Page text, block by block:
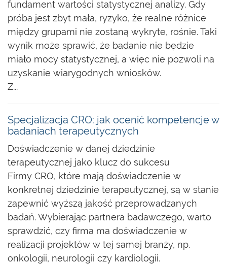
fundament wartości statystycznej analizy. Gdy
próba jest zbyt mała, ryzyko, że realne różnice
między grupami nie zostaną wykryte, rośnie. Taki
wynik może sprawić, że badanie nie będzie
miało mocy statystycznej, a więc nie pozwoli na
uzyskanie wiarygodnych wniosków.
Z...
Specjalizacja CRO: jak ocenić kompetencje w
badaniach terapeutycznych
Doświadczenie w danej dziedzinie
terapeutycznej jako klucz do sukcesu
Firmy CRO, które mają doświadczenie w
konkretnej dziedzinie terapeutycznej, są w stanie
zapewnić wyższą jakość przeprowadzanych
badań. Wybierając partnera badawczego, warto
sprawdzić, czy firma ma doświadczenie w
realizacji projektów w tej samej branży, np.
onkologii, neurologii czy kardiologii.